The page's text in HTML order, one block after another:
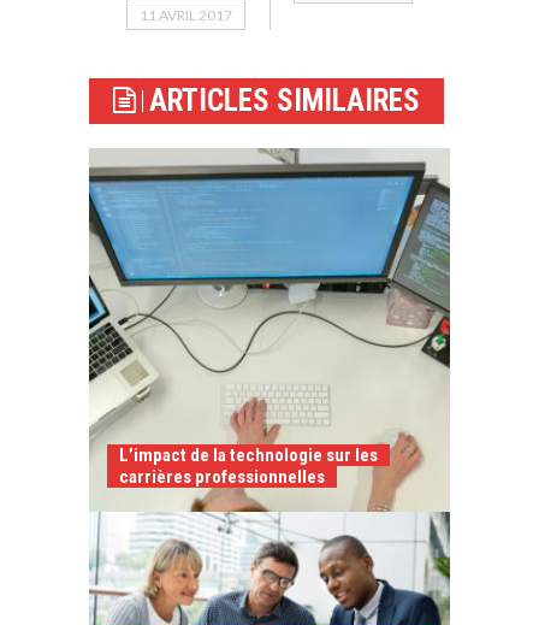
11 AVRIL 2017
ARTICLES SIMILAIRES
L’impact de la technologie sur les
carrières professionnelles